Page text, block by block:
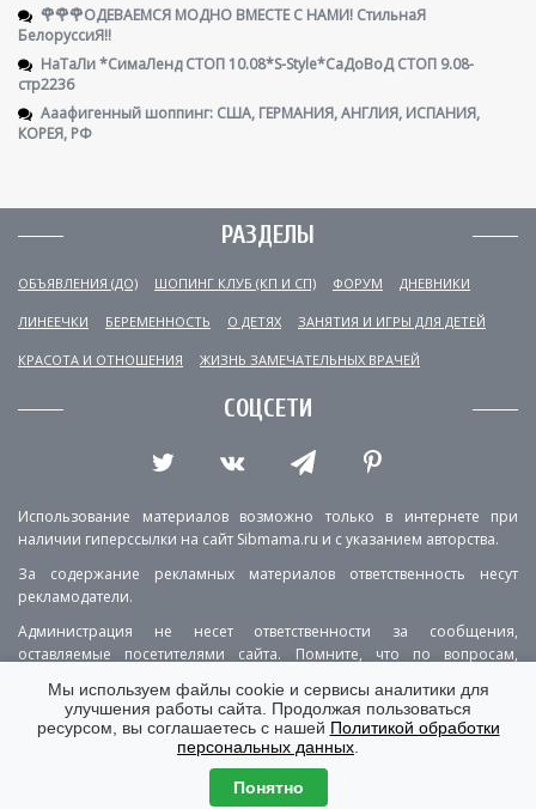
🌹🌹🌹ОДЕВАЕМСЯ МОДНО ВМЕСТЕ С НАМИ! СтильнаЯ
БелоруссиЯ‼
НаТаЛи *СимаЛенд СТОП 10.08*S-Style*СаДоВоД СТОП 9.08-
стр2236
Ааафигенный шоппинг: США, ГЕРМАНИЯ, АНГЛИЯ, ИСПАНИЯ,
КОРЕЯ, РФ
РАЗДЕЛЫ
ОБЪЯВЛЕНИЯ (ДО) ШОПИНГ КЛУБ (КП И СП) ФОРУМ ДНЕВНИКИ
ЛИНЕЕЧКИ БЕРЕМЕННОСТЬ О ДЕТЯХ ЗАНЯТИЯ И ИГРЫ ДЛЯ ДЕТЕЙ
КРАСОТА И ОТНОШЕНИЯ ЖИЗНЬ ЗАМЕЧАТЕЛЬНЫХ ВРАЧЕЙ
СОЦСЕТИ
Использование материалов возможно только в интернете при
наличии гиперссылки на сайт Sibmama.ru и с указанием авторства.
За содержание рекламных материалов ответственность несут
рекламодатели.
Администрация не несет ответственности за сообщения,
оставляемые посетителями сайта. Помните, что по вопросам,
РЕКЛАМА О ПРОЕКТЕ
КОНТАКТЫ
ПОЛИТИКА КОНФИДЕНЦИАЛЬНОСТИ
ВЕРСИЯ ДЛЯ КОМПЬЮТЕРА
Мы используем файлы cookie и сервисы аналитики для
улучшения работы сайта. Продолжая пользоваться
ресурсом, вы соглашаетесь с нашей Политикой обработки
персональных данных
Понятно